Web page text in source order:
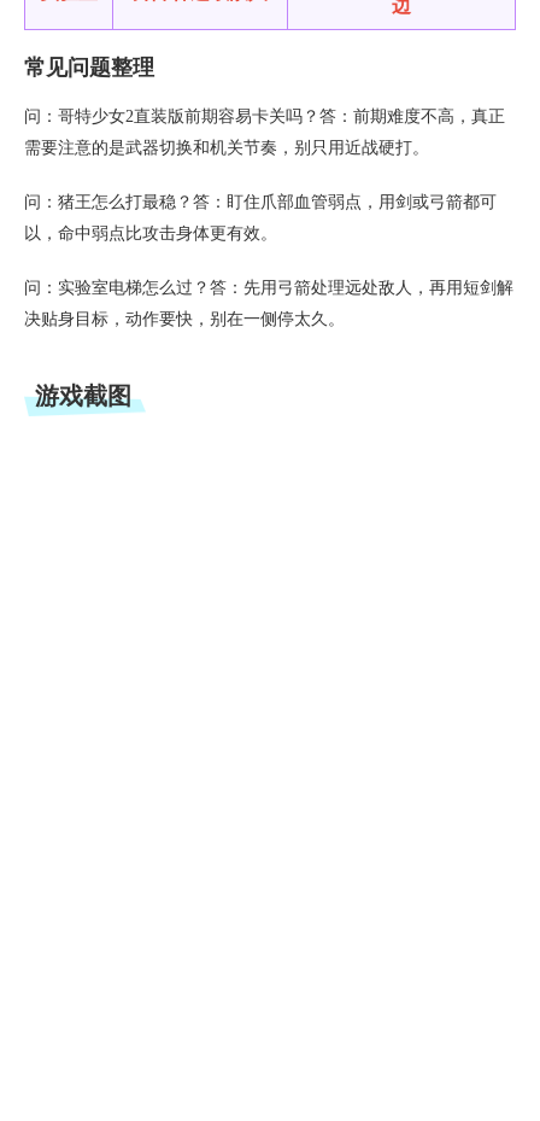
边
常见问题整理
问：哥特少女2直装版前期容易卡关吗？答：前期难度不高，真正
需要注意的是武器切换和机关节奏，别只用近战硬打。
问：猪王怎么打最稳？答：盯住爪部血管弱点，用剑或弓箭都可
以，命中弱点比攻击身体更有效。
问：实验室电梯怎么过？答：先用弓箭处理远处敌人，再用短剑解
决贴身目标，动作要快，别在一侧停太久。
游戏截图